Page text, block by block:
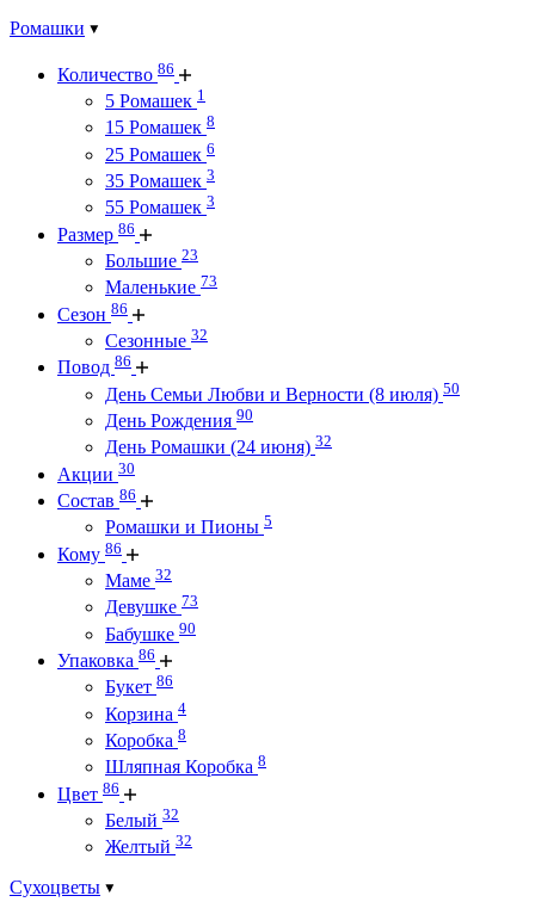
Ромашки
Количество 86
5 Ромашек 1
15 Ромашек 8
25 Ромашек 6
35 Ромашек 3
55 Ромашек 3
Размер 86
Большие 23
Маленькие 73
Сезон 86
Сезонные 32
Повод 86
День Семьи Любви и Верности (8 июля) 50
День Рождения 90
День Ромашки (24 июня) 32
Акции 30
Состав 86
Ромашки и Пионы 5
Кому 86
Маме 32
Девушке 73
Бабушке 90
Упаковка 86
Букет 86
Корзина 4
Коробка 8
Шляпная Коробка 8
Цвет 86
Белый 32
Желтый 32
Сухоцветы